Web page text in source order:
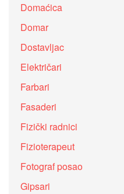
Domaćica
Domar
Dostavljac
Električari
Farbari
Fasaderi
Fizički radnici
Fizioterapeut
Fotograf posao
Gipsari